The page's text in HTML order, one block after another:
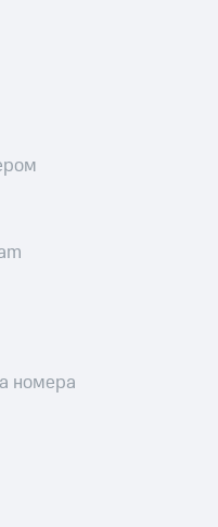
номера